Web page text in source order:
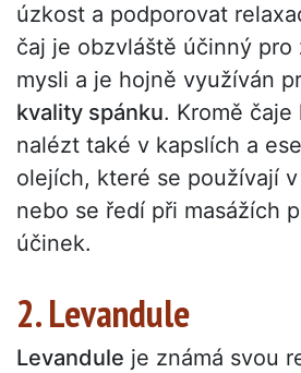
úzkost a podporovat
čaj je obzvláště účinný pro
mysli a je hojně využíván
kvality spánku. Kromě
nalézt také v kapslích a
olejích, které se používají
nebo se ředí při masážích
účinek.
2. Levandule
Levandule je známá svou